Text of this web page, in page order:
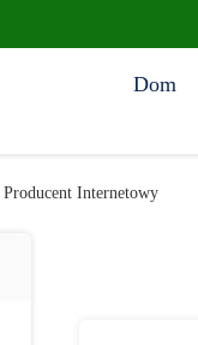
Dom
Internetowy